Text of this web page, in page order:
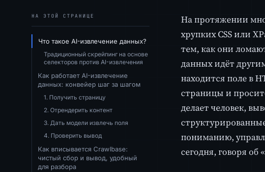
НА ЭТОЙ СТРАНИЦЕ
Что такое AI-извлечение данных?
Традиционный скрейпинг на основе
селекторов против AI-извлечения
Как работает AI-извлечение
данных: конвейер шаг за шагом
1. Получить страницу
2. Отрендерить контент
3. Дать модели извлечь поля
4. Проверить вывод
Как вписывается Crawlbase:
чистый сбор и вывод, удобный
для разбора
На протяжении
хрупких CSS или
тем, как они
данных идёт
находится поле в
страницы и
делает человек,
пониманию,
сегодня, говоря об